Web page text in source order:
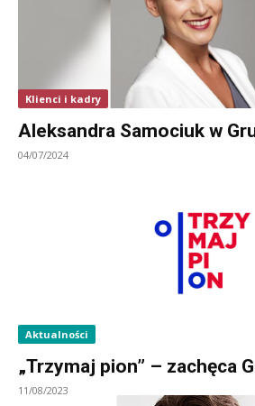
Klienci i kadry
Aleksandra Samociuk w
04/07/2024
Aktualności
„Trzymaj pion” – zachęca
11/08/2023